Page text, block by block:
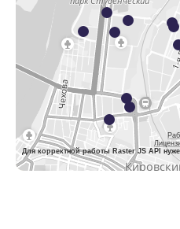
Для корректной работы Raster JS API